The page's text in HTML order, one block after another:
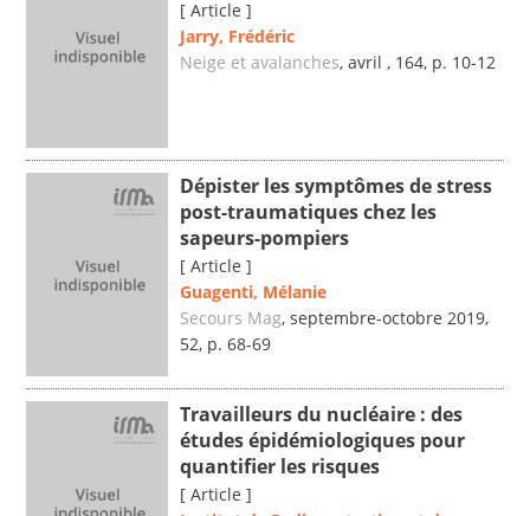
[ Article ]
Jarry, Frédéric
Neige et avalanches, avril , 164, p. 10-12
Dépister les symptômes de stress
post-traumatiques chez les
sapeurs-pompiers
[ Article ]
Guagenti, Mélanie
Secours Mag, septembre-octobre 2019,
52, p. 68-69
Travailleurs du nucléaire : des
études épidémiologiques pour
quantifier les risques
[ Article ]